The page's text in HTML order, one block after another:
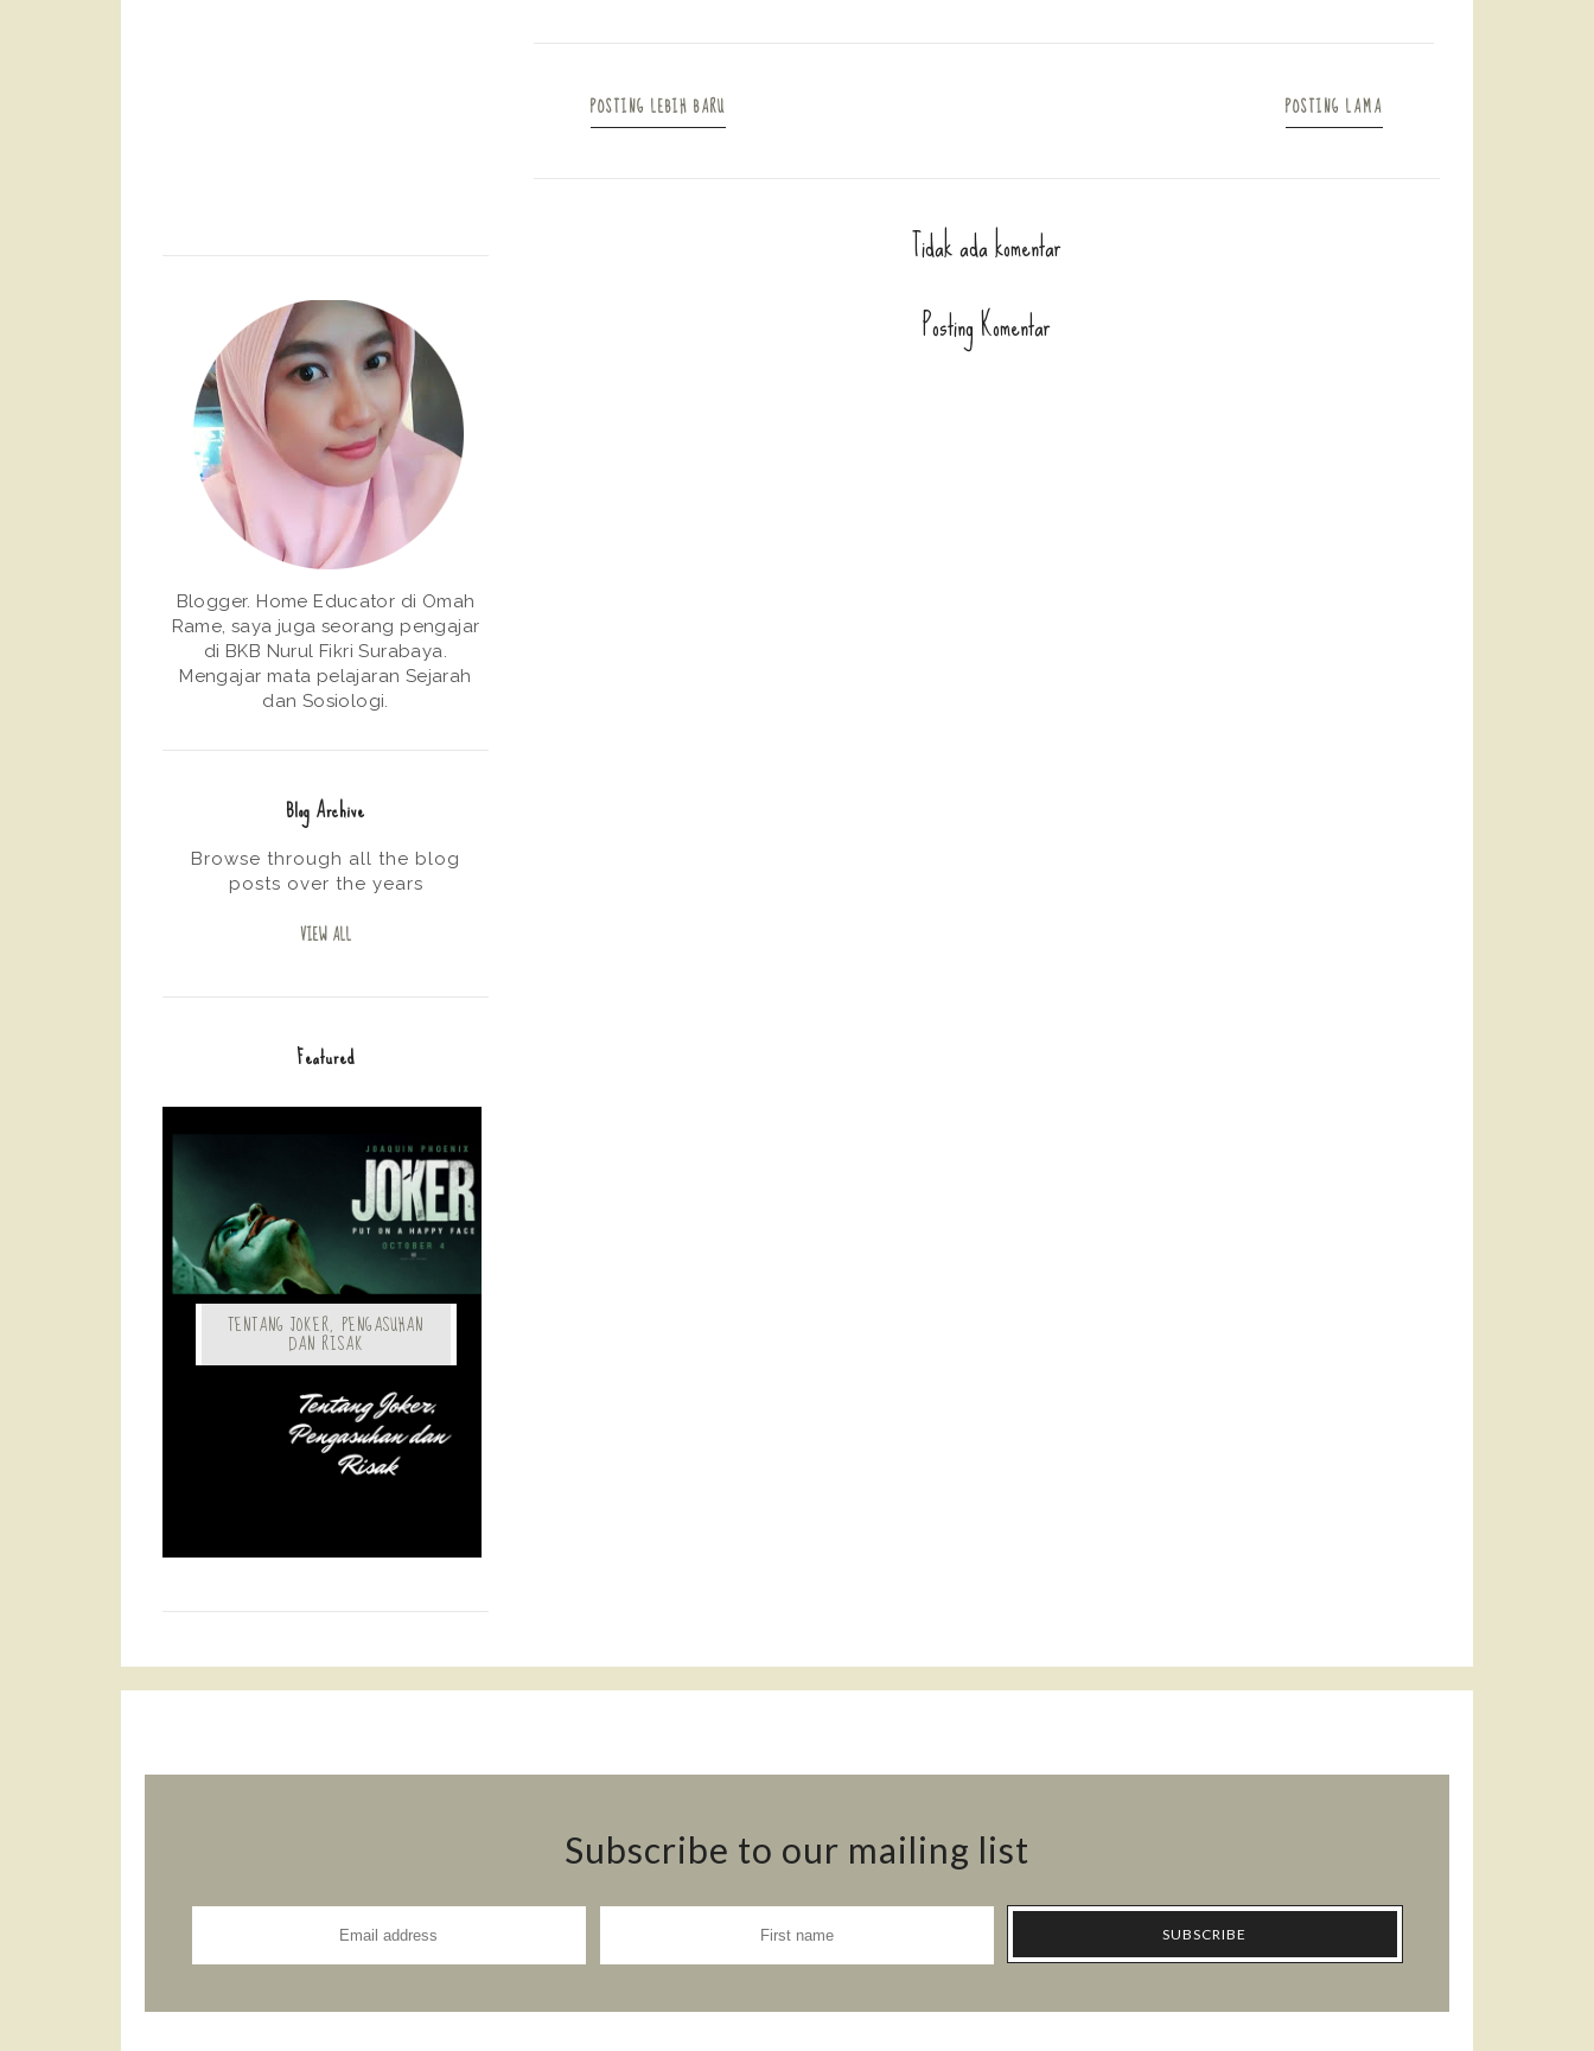
POSTING LEBIH BARU POSTING LAMA
Tidak ada komentar
Posting Komentar
Blogger. Home Educator di Omah
Rame, saya juga seorang pengajar
di BKB Nurul Fikri Surabaya.
Mengajar mata pelajaran Sejarah
dan Sosiologi.
Blog Archive
Browse through all the blog
posts over the years
VIEW ALL
Featured
TENTANG JOKER, PENGASUHAN
DAN RISAK
Subscribe to our mailing list